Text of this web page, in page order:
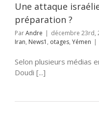
Une attaque
préparation ?
ParAndre | décembre 23rd,
Iran, News1, otages, Yémen |
Selon plusieurs médias
Doudi [...]